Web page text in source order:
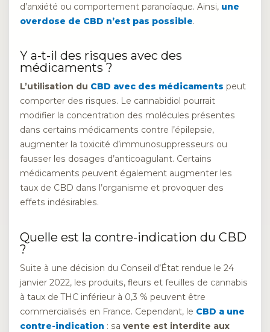
d’anxiété ou comportement paranoïaque. Ainsi, une
overdose de CBD n’est pas possible.
Y a-t-il des risques avec des
médicaments ?
L’utilisation du CBD avec des médicaments peut
comporter des risques. Le cannabidiol pourrait
modifier la concentration des molécules présentes
dans certains médicaments contre l’épilepsie,
augmenter la toxicité d’immunosuppresseurs ou
fausser les dosages d’anticoagulant. Certains
médicaments peuvent également augmenter les
taux de CBD dans l’organisme et provoquer des
effets indésirables.
Quelle est la contre-indication du CBD
?
Suite à une décision du Conseil d’État rendue le 24
janvier 2022, les produits, fleurs et feuilles de cannabis
à taux de THC inférieur à 0,3 % peuvent être
commercialisés en France. Cependant, le CBD a une
contre-indication : sa vente est interdite aux